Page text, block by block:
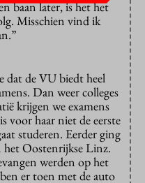
baan later, is het het
Misschien vind ik
dat de VU biedt heel
Dan weer colleges
krijgen we examens
voor haar niet de eerste
studeren. Eerder ging
het Oostenrijkse Linz.
werden op het
er toen met de auto